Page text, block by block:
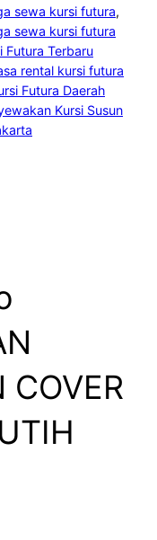
sewa kursi futura
sewa kursi futura
Futura Terbaru
rental kursi futura
Futura Daerah
Kursi Susun
COVER